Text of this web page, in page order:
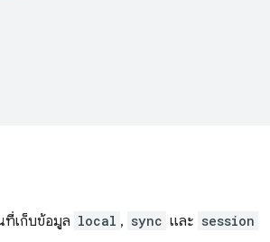
ที่เก็บข้อมูล local , sync และ session